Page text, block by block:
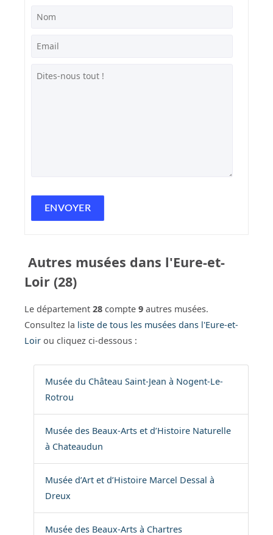
Autres musées dans l'Eure-et-
Loir (28)
Le département 28 compte 9 autres musées.
Consultez la liste de tous les musées dans l'Eure-et-
Loir ou cliquez ci-dessous :
Musée du Château Saint-Jean à Nogent-Le-
Rotrou
Musée des Beaux-Arts et d’Histoire Naturelle
à Chateaudun
Musée d’Art et d’Histoire Marcel Dessal à
Dreux
Musée des Beaux-Arts à Chartres